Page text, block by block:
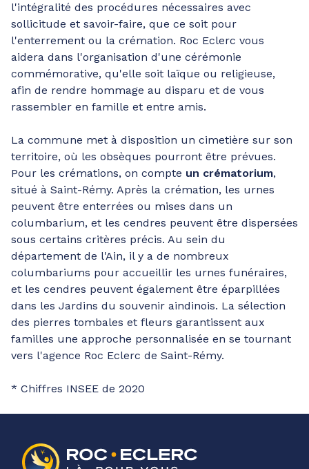
l'intégralité des procédures nécessaires avec
sollicitude et savoir-faire, que ce soit pour
l'enterrement ou la crémation. Roc Eclerc vous
aidera dans l'organisation d'une cérémonie
commémorative, qu'elle soit laïque ou religieuse,
afin de rendre hommage au disparu et de vous
rassembler en famille et entre amis.
La commune met à disposition un cimetière sur son
territoire, où les obsèques pourront être prévues.
Pour les crémations, on compte un crématorium,
situé à Saint-Rémy. Après la crémation, les urnes
peuvent être enterrées ou mises dans un
columbarium, et les cendres peuvent être dispersées
sous certains critères précis. Au sein du
département de l'Ain, il y a de nombreux
columbariums pour accueillir les urnes funéraires,
et les cendres peuvent également être éparpillées
dans les Jardins du souvenir aindinois. La sélection
des pierres tombales et fleurs garantissent aux
familles une approche personnalisée en se tournant
vers l'agence Roc Eclerc de Saint-Rémy.
* Chiffres INSEE de 2020